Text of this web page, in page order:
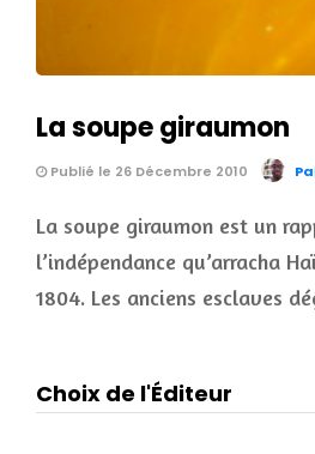
La soupe giraumon
Publié le 26 Décembre 2010
La soupe giraumon est un
l’indépendance qu’arracha
1804. Les anciens esclaves
Choix de l'Éditeur